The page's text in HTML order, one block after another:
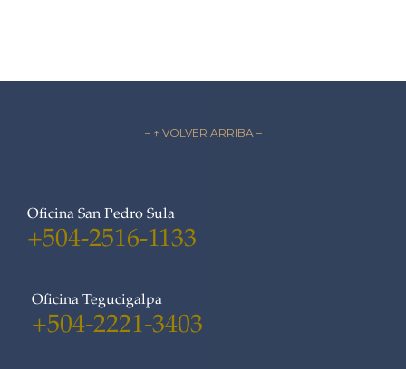
– ↑ VOLVER ARRIBA –
Oficina San Pedro Sula
+504-2516-1133
Oficina Tegucigalpa
+504-2221-3403